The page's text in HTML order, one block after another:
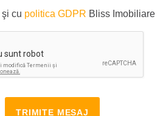
şi cu politica GDPR Bliss Imobiliare
TRIMITE MESAJ